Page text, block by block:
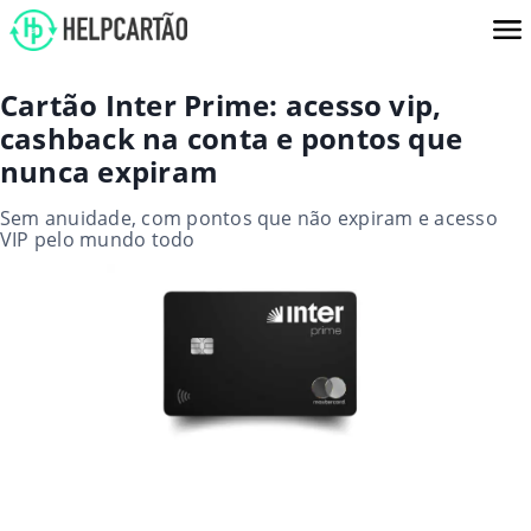
Cartão Inter Prime: acesso vip,
cashback na conta e pontos que
nunca expiram
Sem anuidade, com pontos que não expiram e acesso
VIP pelo mundo todo